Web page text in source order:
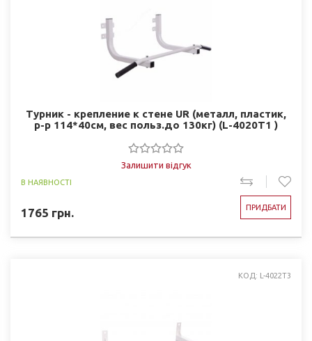
Турник - крепление к стене UR (металл, пластик,
р-р 114*40см, вес польз.до 130кг) (L-4020T1 )
Залишити відгук
В НАЯВНОСТІ
1765 грн. ПРИДБАТИ
КОД: L-4022T3